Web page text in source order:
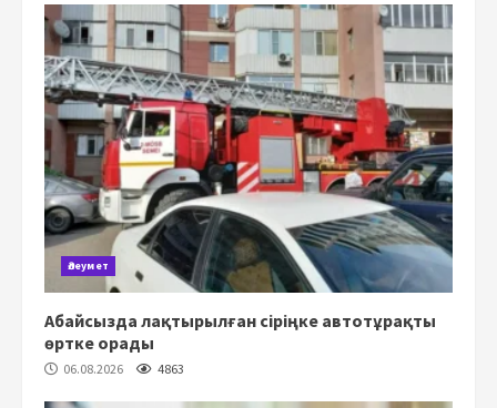
Әлеумет
Абайсызда лақтырылған сіріңке автотұрақты
өртке орады
06.08.2026 4863